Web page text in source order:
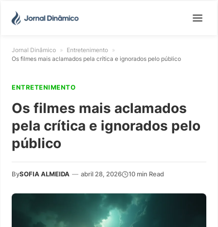
Jornal Dinâmico » Entretenimento »
Os filmes mais aclamados pela crítica e ignorados pelo público
ENTRETENIMENTO
Os filmes mais aclamados
pela crítica e ignorados pelo
público
BySOFIA ALMEIDA — abril 28, 2026 10 min Read